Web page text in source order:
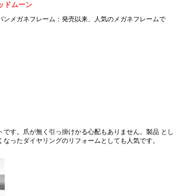
ドムーン
ンメガネフレーム：発売以来、人気のメガネフレームで
です。爪が無く引っ掛けかる心配もありません。製品 とし
ったダイヤリングのリフォームとしても人気です。